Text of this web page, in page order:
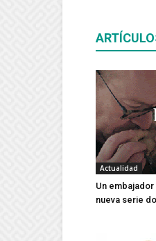
Actualidad
Un
nueva serie